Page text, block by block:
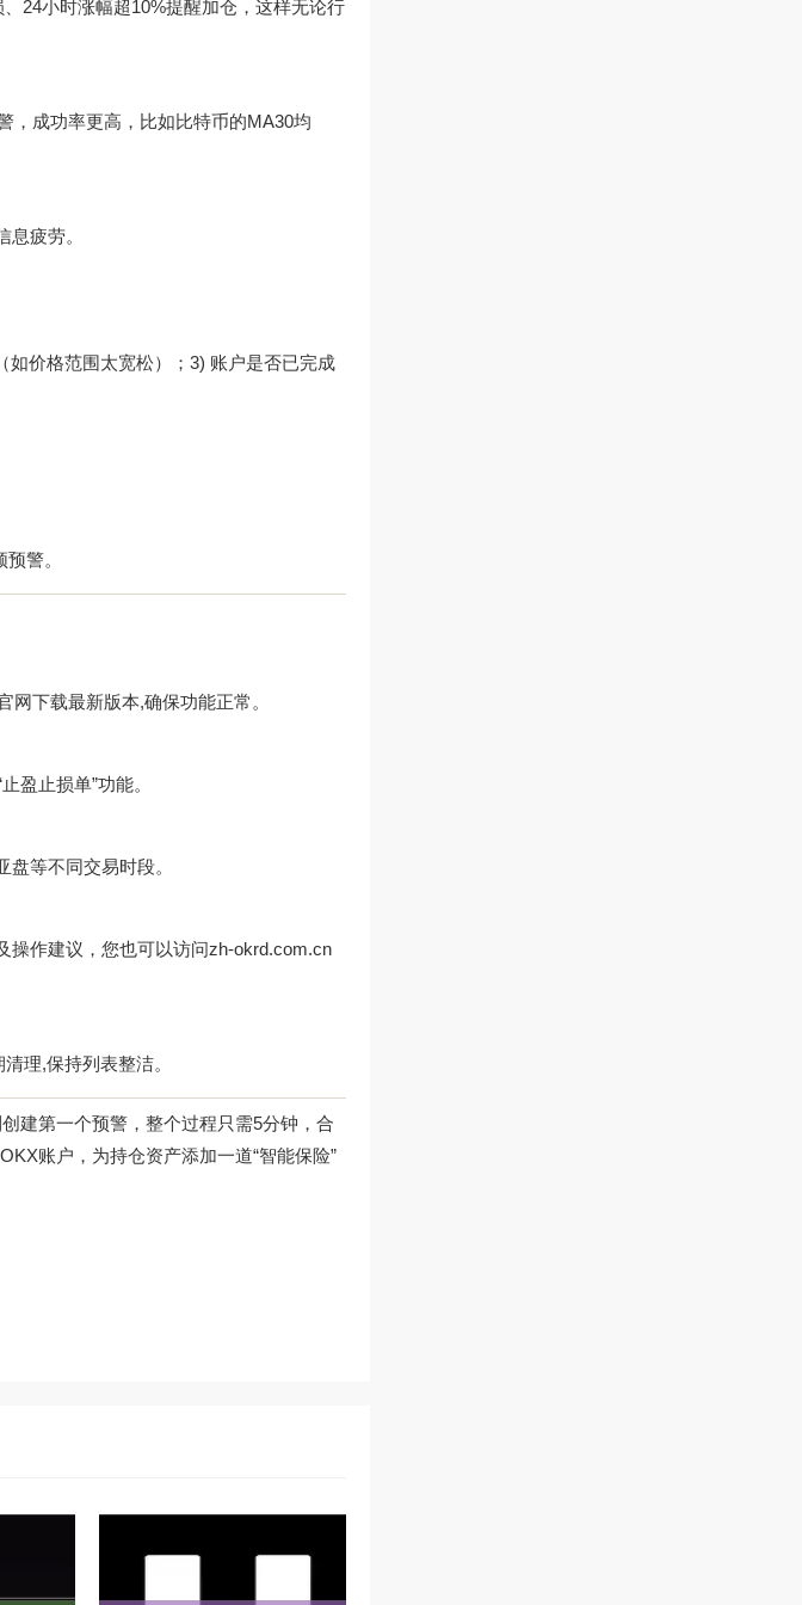
24小时涨幅超10%提醒加仓，这样无论行
，成功率更高，比如比特币的MA30均
疲劳。
如价格范围太宽松）；3) 账户是否已完成
警。
下载最新版本,确保功能正常。
盈止损单”功能。
等不同交易时段。
操作建议，您也可以访问zh-okrd.com.cn
理,保持列表整洁。
建第一个预警，整个过程只需5分钟，合
账户，为持仓资产添加一道“智能保险”